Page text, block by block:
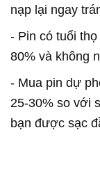
nạp lại ngay
- Pin có tuổi
80% và không
- Mua pin dự
25-30% so với
bạn được sạc